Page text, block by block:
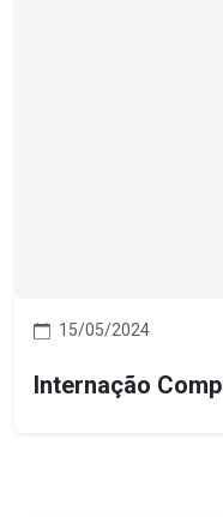
15/05/2024
Internação